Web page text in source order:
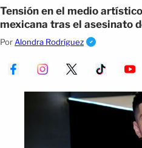
Tensión en el medio
mexicana tras el asesinato
Santa Fe Klan.
Por Alondra Rodríguez